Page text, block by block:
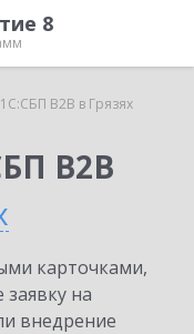
8
1С:СБП B2B в Грязях
B2B
карточками,
на
внедрение